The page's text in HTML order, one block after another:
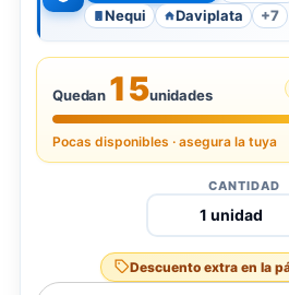
Nequi
Daviplata +7
Quedan 15unidades
Pocas disponibles · asegura la tuya
CANTIDAD
Descuento extra en la